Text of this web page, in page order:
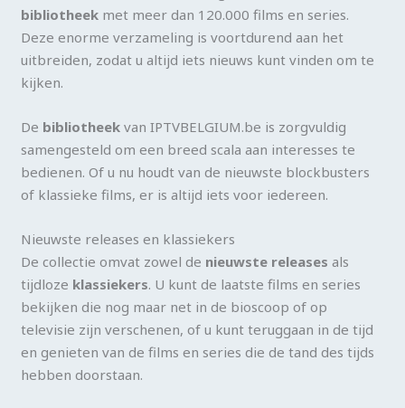
bibliotheek met meer dan 120.000 films en series.
Deze enorme verzameling is voortdurend aan het
uitbreiden, zodat u altijd iets nieuws kunt vinden om te
kijken.
De bibliotheek van IPTVBELGIUM.be is zorgvuldig
samengesteld om een breed scala aan interesses te
bedienen. Of u nu houdt van de nieuwste blockbusters
of klassieke films, er is altijd iets voor iedereen.
Nieuwste releases en klassiekers
De collectie omvat zowel de nieuwste releases als
tijdloze klassiekers. U kunt de laatste films en series
bekijken die nog maar net in de bioscoop of op
televisie zijn verschenen, of u kunt teruggaan in de tijd
en genieten van de films en series die de tand des tijds
hebben doorstaan.